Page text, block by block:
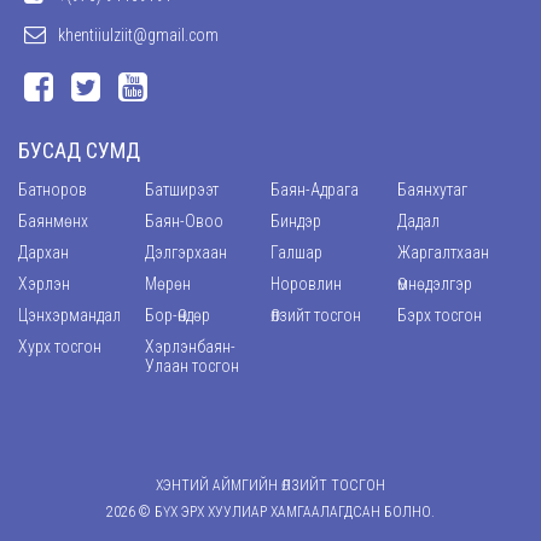
khentiiulziit@gmail.com
БУСАД СУМД
Батноров Батширээт Баян-Адрага
Баянхутаг
Баянмөнх
Баян-Овоо Биндэр
Дадал
Дархан
Дэлгэрхаан Галшар
Жаргалтхаан
Хэрлэн
Мөрөн Норовлин
Өмнөдэлгэр
Цэнхэрмандал
Бор-Өндөр Өлзийт тосгон
Бэрх тосгон
Хурх тосгон
Хэрлэнбаян-
Улаан тосгон
ХЭНТИЙ АЙМГИЙН ӨЛЗИЙТ ТОСГОН
2026 © БҮХ ЭРХ ХУУЛИАР ХАМГААЛАГДСАН БОЛНО.